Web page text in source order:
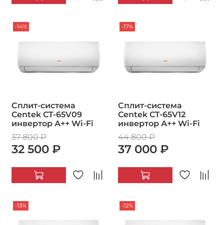
-14%
Сплит-система
Centek CT-65V09
инвертор А++ Wi-Fi
37 800 ₽
32 500 ₽
-17%
Сплит-система
Centek CT-65V12
инвертор А++ Wi-Fi
44 800 ₽
37 000 ₽
-13% -12%